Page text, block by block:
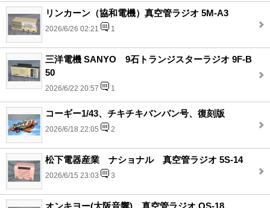
リンカーン（協和電機）真空管ラジオ 5M-A3
2026/6/26 02:21 1
三洋電機 SANYO 9石トランジスターラジオ 9F-B
50
2026/6/22 20:57 1
コーギー1/43、チキチキバンバン号、復刻版
2026/6/18 22:05 2
松下電器産業 ナショナル 真空管ラジオ 5S-14
2026/6/15 23:03 3
オンキヨー(大阪音響)、真空管ラジオ OS-18